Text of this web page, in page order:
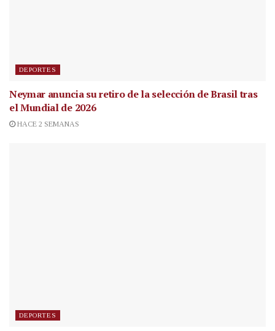
DEPORTES
Neymar anuncia su retiro de la selección de Brasil tras
el Mundial de 2026
HACE 2 SEMANAS
DEPORTES